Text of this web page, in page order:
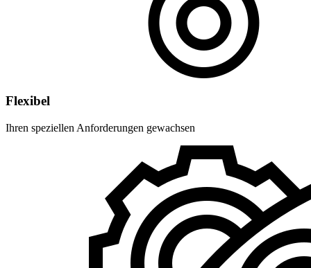
Flexibel
Ihren speziellen Anforderungen gewachsen